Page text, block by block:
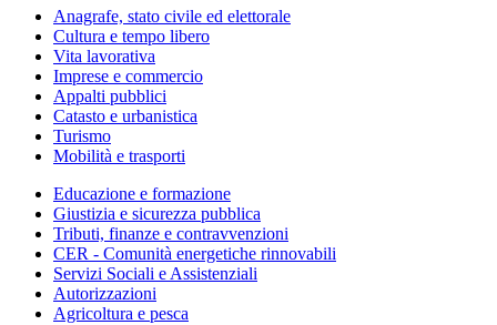
Anagrafe, stato civile ed elettorale
Cultura e tempo libero
Vita lavorativa
Imprese e commercio
Appalti pubblici
Catasto e urbanistica
Turismo
Mobilità e trasporti
Educazione e formazione
Giustizia e sicurezza pubblica
Tributi, finanze e contravvenzioni
CER - Comunità energetiche rinnovabili
Servizi Sociali e Assistenziali
Autorizzazioni
Agricoltura e pesca